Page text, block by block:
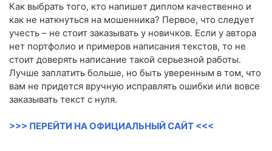
Как выбрать того, кто напишет диплом качественно и
как не наткнуться на мошенника? Первое, что следует
учесть – не стоит заказывать у новичков. Если у автора
нет портфолио и примеров написания текстов, то не
стоит доверять написание такой серьезной работы.
Лучше заплатить больше, но быть уверенным в том, что
вам не придется вручную исправлять ошибки или вовсе
заказывать текст с нуля.
>>> ПЕРЕЙТИ НА ОФИЦИАЛЬНЫЙ САЙТ <<<